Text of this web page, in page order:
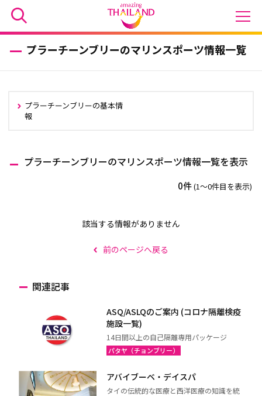
プラーチーンブリーのマリンスポーツ情報一覧
プラーチーンブリーの基本情
報
プラーチーンブリーのマリンスポーツ情報一覧を表示
0件(1〜0件目を表示)
該当する情報がありません
前のページへ戻る
関連記事
ASQ/ASLQのご案内 (コロナ隔離検疫
施設一覧)
14日間以上の自己隔離専用パッケージ
パタヤ（チョンブリー）
アバイブーベ・デイスパ
タイの伝統的な医療と西洋医療の知識を統